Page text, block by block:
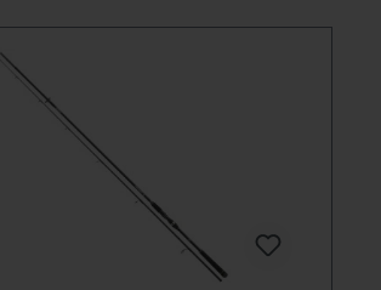
chiar și a mușcăturilor precaute
Ninja Fiecare lansetă vine cu o
pentru a asigura transportul și
siguranță. Aceste lansete sunt
pentru pescarii care caută lansete
care oferă performanțe și
Cu lansetele feeder Daiwa
bine echipat pentru a pescui cu
ape și condiții de pescuit. Aveți
Daiwa și vedeți cum aceste lansete
aventurile de pescuit. Detalii